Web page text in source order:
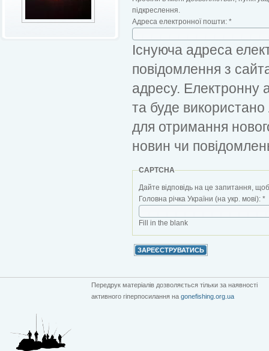
підкреслення.
Адреса електронної пошти: *
Існуюча адреса
повідомлення з
адресу. Електронну
та буде
для отримання
новин чи
CAPTCHA
Дайте відповідь на це запитання,
Головна річка України (на укр. мові): *
Fill in the blank
Передрук матеріалів дозволяється тільки за наявності
активного гіперпосилання на gonefishing.org.ua